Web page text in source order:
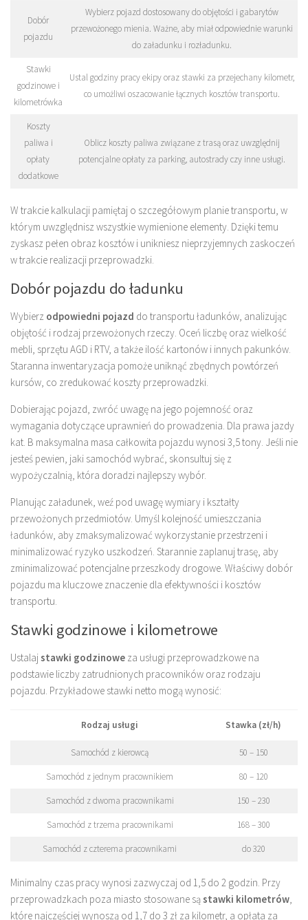
Dobór
pojazdu
Wybierz pojazd dostosowany do objętości i gabarytów
przewożonego mienia. Ważne, aby miał odpowiednie warunki
do załadunku i rozładunku.
Stawki
godzinowe i
kilometrówka
Ustal godziny pracy ekipy oraz stawki za przejechany kilometr,
co umożliwi oszacowanie łącznych kosztów transportu.
Koszty
paliwa i
opłaty
dodatkowe
Oblicz koszty paliwa związane z trasą oraz uwzględnij
potencjalne opłaty za parking, autostrady czy inne usługi.
W trakcie kalkulacji pamiętaj o szczegółowym planie transportu, w
którym uwzględnisz wszystkie wymienione elementy. Dzięki temu
zyskasz pełen obraz kosztów i unikniesz nieprzyjemnych zaskoczeń
w trakcie realizacji przeprowadzki.
Dobór pojazdu do ładunku
Wybierz odpowiedni pojazd do transportu ładunków, analizując
objętość i rodzaj przewożonych rzeczy. Oceń liczbę oraz wielkość
mebli, sprzętu AGD i RTV, a także ilość kartonów i innych pakunków.
Staranna inwentaryzacja pomoże uniknąć zbędnych powtórzeń
kursów, co zredukować koszty przeprowadzki.
Dobierając pojazd, zwróć uwagę na jego pojemność oraz
wymagania dotyczące uprawnień do prowadzenia. Dla prawa jazdy
kat. B maksymalna masa całkowita pojazdu wynosi 3,5 tony. Jeśli nie
jesteś pewien, jaki samochód wybrać, skonsultuj się z
wypożyczalnią, która doradzi najlepszy wybór.
Planując załadunek, weź pod uwagę wymiary i kształty
przewożonych przedmiotów. Umyśl kolejność umieszczania
ładunków, aby zmaksymalizować wykorzystanie przestrzeni i
minimalizować ryzyko uszkodzeń. Starannie zaplanuj trasę, aby
zminimalizować potencjalne przeszkody drogowe. Właściwy dobór
pojazdu ma kluczowe znaczenie dla efektywności i kosztów
transportu.
Stawki godzinowe i kilometrowe
Ustalajstawki godzinowe za usługi przeprowadzkowe na
podstawie liczby zatrudnionych pracowników oraz rodzaju
pojazdu. Przykładowe stawki netto mogą wynosić:
Rodzaj usługi Stawka (zł/h)
Samochód z kierowcą 50 – 150
Samochód z jednym pracownikiem 80 – 120
Samochód z dwoma pracownikami 150 – 230
Samochód z trzema pracownikami 168 – 300
Samochód z czterema pracownikami do 320
Minimalny czas pracy wynosi zazwyczaj od 1,5 do 2 godzin. Przy
przeprowadzkach poza miasto stosowane sąstawki kilometrów,
które najczęściej wynoszą od 1,7 do 3 zł za kilometr, a opłata za